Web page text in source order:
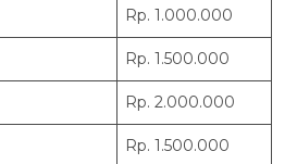
Rp. 1.000.000
Rp. 1.500.000
Rp. 2.000.000
Rp. 1.500.000